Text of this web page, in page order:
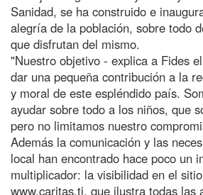
Sanidad, se ha construido e
alegría de la población, sobre todo
que disfrutan del mismo.
"Nuestro objetivo - explica a Fides
dar una pequeña contribución a la
y moral de este espléndido país.
ayudar sobre todo a los niños, que
pero no limitamos nuestro
Además la comunicación y las
local han encontrado hace poco un
multiplicador: la visibilidad en el
www.caritas.tj, que ilustra todas las